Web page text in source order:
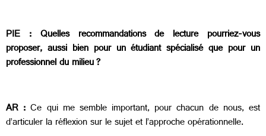
PIE : Quelles recommandations de lecture pourriez-vous
proposer, aussi bien pour un étudiant spécialisé que pour un
professionnel du milieu ?
AR : Ce qui me semble important, pour chacun de nous, est
d’articuler la réflexion sur le sujet et l’approche opérationnelle.